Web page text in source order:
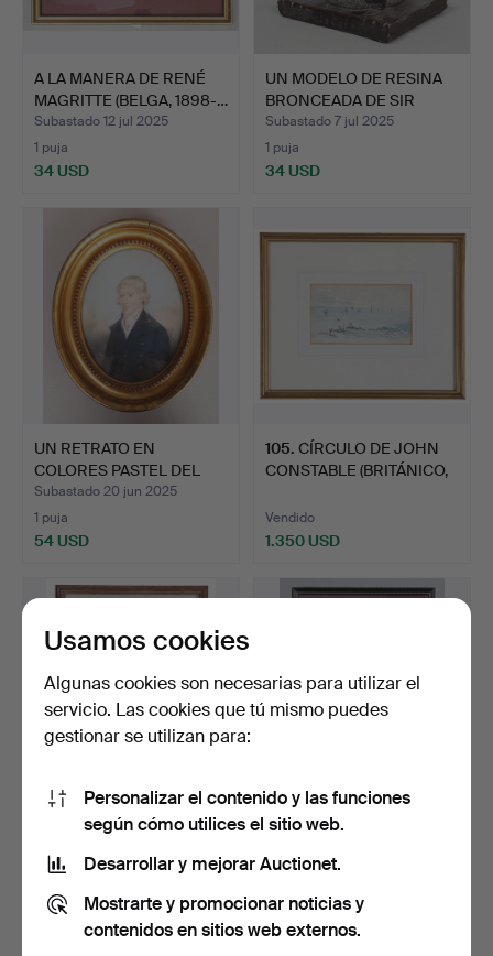
A LA MANERA DE RENÉ
MAGRITTE (BELGA, 1898-…
Subastado 12 jul 2025
1 puja
34 USD
UN MODELO DE RESINA
BRONCEADA DE SIR
JOHN …
Subastado 7 jul 2025
1 puja
34 USD
UN RETRATO EN
COLORES PASTEL DEL
SIGLO XIX.
Subastado 20 jun 2025
1 puja
54 USD
105. CÍRCULO DE JOHN
CONSTABLE (BRITÁNICO,
Vendido
1.350 USD
JOHN LINNELL
(BRITÁNICO, 1792-1882).
3.913 USD
UNA XILOGRAFÍA
Subastado 6 jun 2025
34 USD
Usamos cookies
Algunas cookies son necesarias para utilizar el
servicio. Las cookies que tú mismo puedes
gestionar se utilizan para:
Personalizar el contenido y las funciones
según cómo utilices el sitio web.
Desarrollar y mejorar Auctionet.
Mostrarte y promocionar noticias y
contenidos en sitios web externos.